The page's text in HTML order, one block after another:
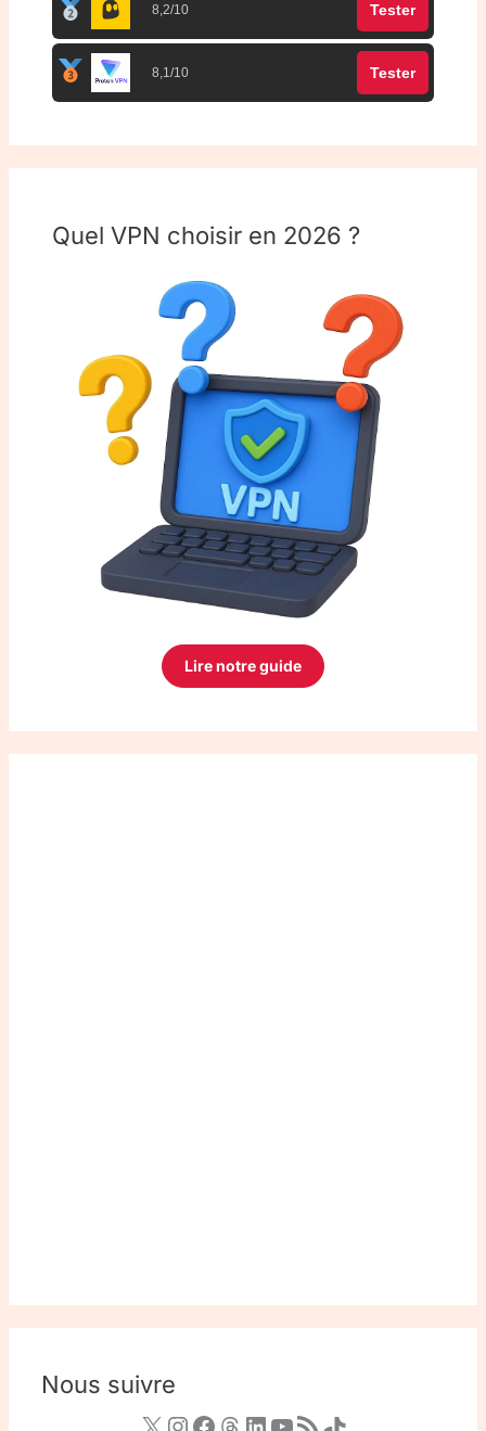
8,2/10 Tester
8,1/10 Tester
Quel VPN choisir en 2026 ?
Lire notre guide
Nous suivre